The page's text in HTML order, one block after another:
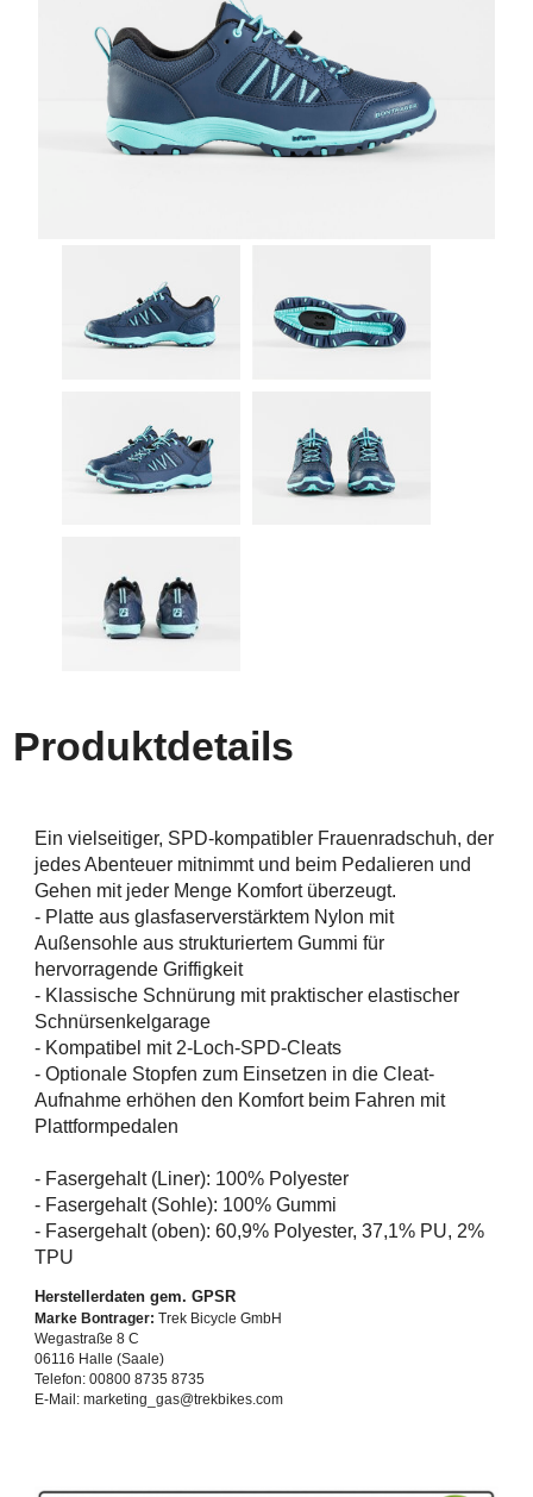
Produktdetails
Ein vielseitiger, SPD-kompatibler Frauenradschuh, der
jedes Abenteuer mitnimmt und beim Pedalieren und
Gehen mit jeder Menge Komfort überzeugt.
- Platte aus glasfaserverstärktem Nylon mit
Außensohle aus strukturiertem Gummi für
hervorragende Griffigkeit
- Klassische Schnürung mit praktischer elastischer
Schnürsenkelgarage
- Kompatibel mit 2-Loch-SPD-Cleats
- Optionale Stopfen zum Einsetzen in die Cleat-
Aufnahme erhöhen den Komfort beim Fahren mit
Plattformpedalen
- Fasergehalt (Liner): 100% Polyester
- Fasergehalt (Sohle): 100% Gummi
- Fasergehalt (oben): 60,9% Polyester, 37,1% PU, 2%
TPU
Herstellerdaten gem. GPSR
Marke Bontrager: Trek Bicycle GmbH
Wegastraße 8 C
06116 Halle (Saale)
Telefon: 00800 8735 8735
E-Mail: marketing_gas@trekbikes.com